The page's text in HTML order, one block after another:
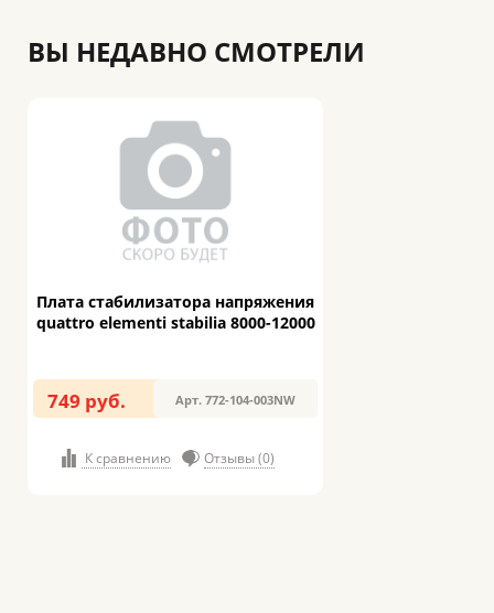
ВЫ НЕДАВНО СМОТРЕЛИ
Плата стабилизатора напряжения
quattro elementi stabilia 8000-12000
749 руб. Арт. 772-104-003NW
К сравнению Отзывы (0)